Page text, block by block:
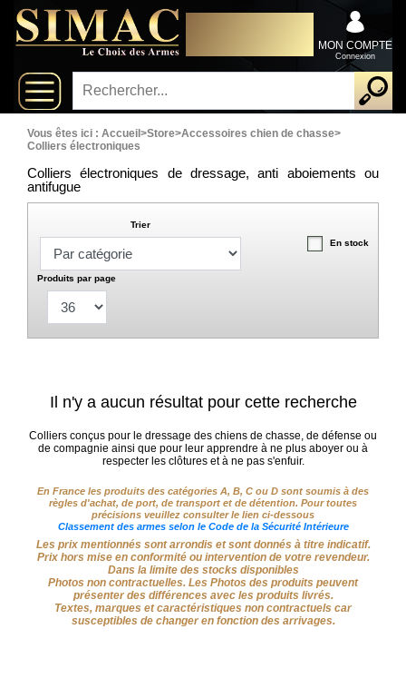
Arrivages
Nouveautés
Promotions
Packs
ventes
Fusils-
chasse
Chasse
Fusils‣
Armes‣
Air
Comprimé
‣
Optiques
‣
xFermer
MON COMPTE
Connexion
Vous êtes ici : Accueil >Store>Accessoires chien de chasse>
Colliers électroniques
Colliers électroniques de dressage, anti aboiements ou
antifugue
Trier
En stock
Produits par page
Il n'y a aucun résultat pour cette recherche
Colliers conçus pour le dressage des chiens de chasse, de défense ou
de compagnie ainsi que pour leur apprendre à ne plus aboyer ou à
respecter les clôtures et à ne pas s'enfuir.
En France les produits des catégories A, B, C ou D sont soumis à des
règles d'achat, de port, de transport et de détention. Pour toutes
précisions veuillez consulter le lien ci-dessous
Classement des armes selon le Code de la Sécurité Intérieure
Les prix mentionnés sont arrondis et sont donnés à titre indicatif.
Prix hors mise en conformité ou intervention de votre revendeur.
Dans la limite des stocks disponibles
Photos non contractuelles. Les Photos des produits peuvent
présenter des différences avec les produits livrés.
Textes, marques et caractéristiques non contractuels car
susceptibles de changer en fonction des arrivages.